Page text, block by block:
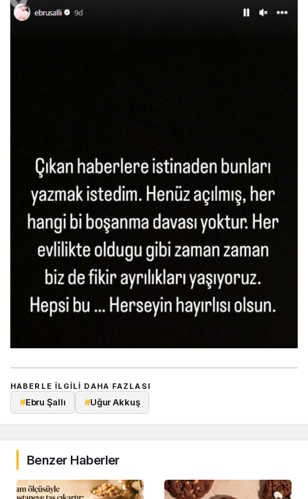
HABERLE ILGILI DAHA FAZLASI
#Ebru Şallı #Uğur Akkuş
Benzer Haberler